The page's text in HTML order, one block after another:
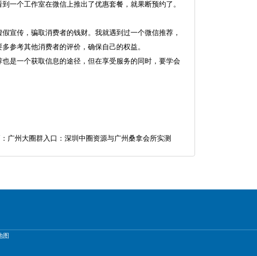
一个工作室在微信上推出了优惠套餐，就果断预约了。
宣传，骗取消费者的钱财。我就遇到过一个微信推荐，
参考其他消费者的评价，确保自己的权益。
是一个获取信息的途径，但在享受服务的同时，要学会
广州大圈群入口：深圳中圈资源与广州桑拿会所实测
图